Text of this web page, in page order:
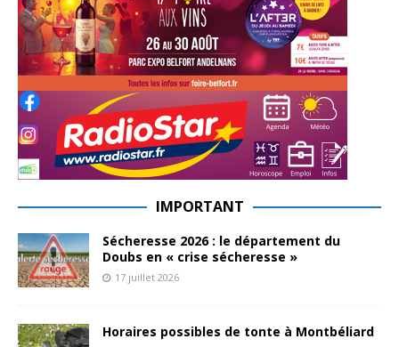
IMPORTANT
Sécheresse 2026 : le département du
Doubs en « crise sécheresse »
17 juillet 2026
Horaires possibles de tonte à Montbéliard